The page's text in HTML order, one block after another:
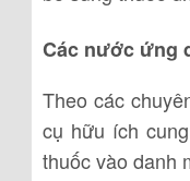
Các nước ứng
Theo các
cụ hữu ích
thuốc vào danh